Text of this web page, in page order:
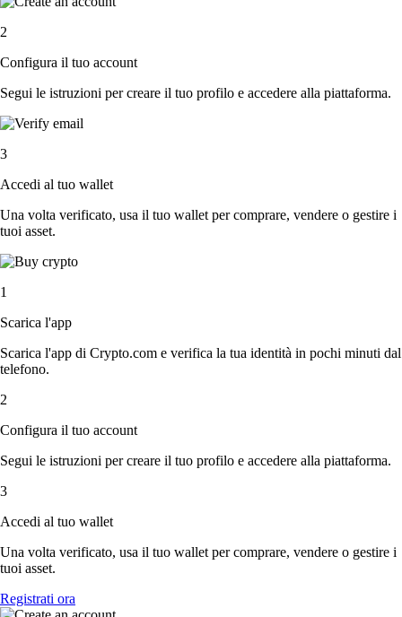
2
Configura il tuo account
Segui le istruzioni per creare il tuo profilo e accedere alla piattaforma.
3
Accedi al tuo wallet
Una volta verificato, usa il tuo wallet per comprare, vendere o gestire i
tuoi asset.
1
Scarica l'app
Scarica l'app di Crypto.com e verifica la tua identità in pochi minuti dal
telefono.
2
Configura il tuo account
Segui le istruzioni per creare il tuo profilo e accedere alla piattaforma.
3
Accedi al tuo wallet
Una volta verificato, usa il tuo wallet per comprare, vendere o gestire i
tuoi asset.
Registrati ora